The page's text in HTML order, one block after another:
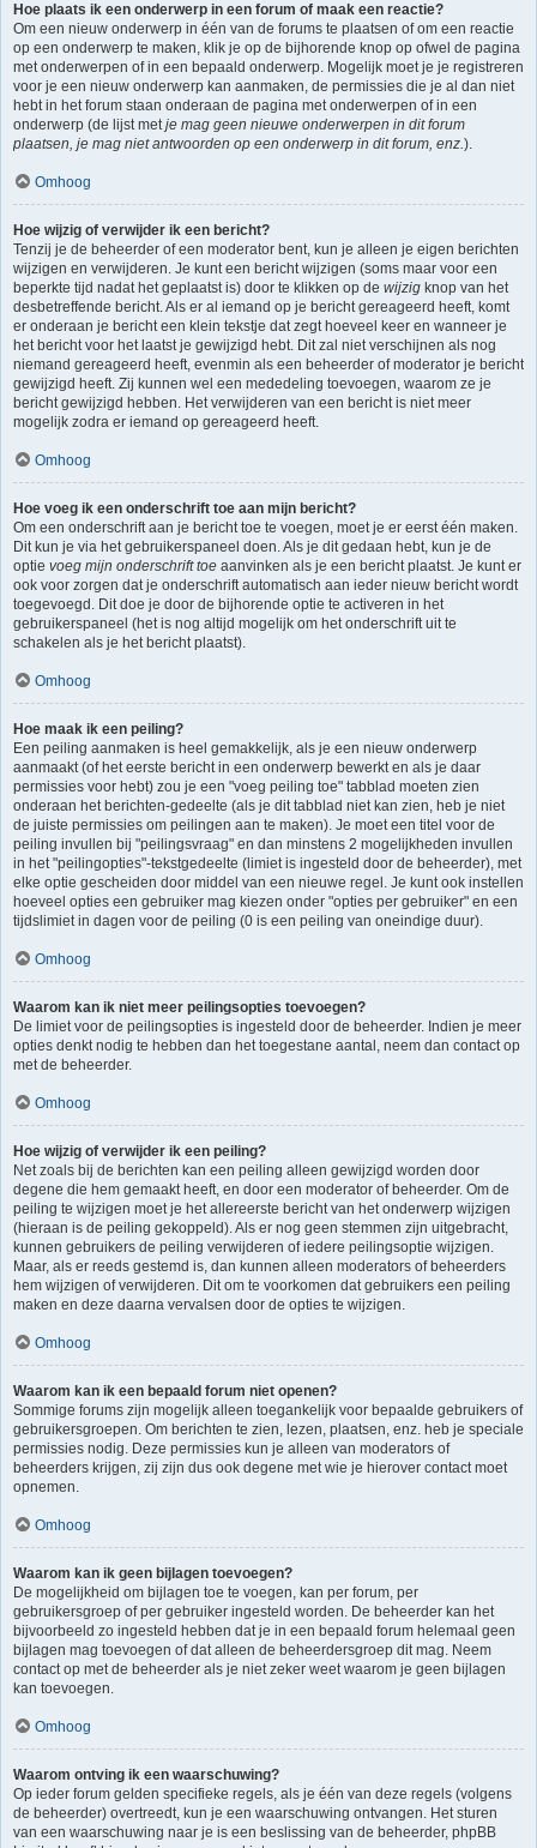
Hoe plaats ik een onderwerp in een forum of maak een reactie?
Om een nieuw onderwerp in één van de forums te plaatsen of om een reactie
op een onderwerp te maken, klik je op de bijhorende knop op ofwel de pagina
met onderwerpen of in een bepaald onderwerp. Mogelijk moet je je registreren
voor je een nieuw onderwerp kan aanmaken, de permissies die je al dan niet
hebt in het forum staan onderaan de pagina met onderwerpen of in een
onderwerp (de lijst metje mag geen nieuwe onderwerpen in dit forum
plaatsen, je mag niet antwoorden op een onderwerp in dit forum, enz.).
Omhoog
Hoe wijzig of verwijder ik een bericht?
Tenzij je de beheerder of een moderator bent, kun je alleen je eigen berichten
wijzigen en verwijderen. Je kunt een bericht wijzigen (soms maar voor een
beperkte tijd nadat het geplaatst is) door te klikken op de wijzig knop van het
desbetreffende bericht. Als er al iemand op je bericht gereageerd heeft, komt
er onderaan je bericht een klein tekstje dat zegt hoeveel keer en wanneer je
het bericht voor het laatst je gewijzigd hebt. Dit zal niet verschijnen als nog
niemand gereageerd heeft, evenmin als een beheerder of moderator je bericht
gewijzigd heeft. Zij kunnen wel een mededeling toevoegen, waarom ze je
bericht gewijzigd hebben. Het verwijderen van een bericht is niet meer
mogelijk zodra er iemand op gereageerd heeft.
Omhoog
Hoe voeg ik een onderschrift toe aan mijn bericht?
Om een onderschrift aan je bericht toe te voegen, moet je er eerst één maken.
Dit kun je via het gebruikerspaneel doen. Als je dit gedaan hebt, kun je de
optie voeg mijn onderschrift toe aanvinken als je een bericht plaatst. Je kunt er
ook voor zorgen dat je onderschrift automatisch aan ieder nieuw bericht wordt
toegevoegd. Dit doe je door de bijhorende optie te activeren in het
gebruikerspaneel (het is nog altijd mogelijk om het onderschrift uit te
schakelen als je het bericht plaatst).
Omhoog
Hoe maak ik een peiling?
Een peiling aanmaken is heel gemakkelijk, als je een nieuw onderwerp
aanmaakt (of het eerste bericht in een onderwerp bewerkt en als je daar
permissies voor hebt) zou je een "voeg peiling toe" tabblad moeten zien
onderaan het berichten-gedeelte (als je dit tabblad niet kan zien, heb je niet
de juiste permissies om peilingen aan te maken). Je moet een titel voor de
peiling invullen bij "peilingsvraag" en dan minstens 2 mogelijkheden invullen
in het "peilingopties"-tekstgedeelte (limiet is ingesteld door de beheerder), met
elke optie gescheiden door middel van een nieuwe regel. Je kunt ook instellen
hoeveel opties een gebruiker mag kiezen onder "opties per gebruiker" en een
tijdslimiet in dagen voor de peiling (0 is een peiling van oneindige duur).
Omhoog
Waarom kan ik niet meer peilingsopties toevoegen?
De limiet voor de peilingsopties is ingesteld door de beheerder. Indien je meer
opties denkt nodig te hebben dan het toegestane aantal, neem dan contact op
met de beheerder.
Omhoog
Hoe wijzig of verwijder ik een peiling?
Net zoals bij de berichten kan een peiling alleen gewijzigd worden door
degene die hem gemaakt heeft, en door een moderator of beheerder. Om de
peiling te wijzigen moet je het allereerste bericht van het onderwerp wijzigen
(hieraan is de peiling gekoppeld). Als er nog geen stemmen zijn uitgebracht,
kunnen gebruikers de peiling verwijderen of iedere peilingsoptie wijzigen.
Maar, als er reeds gestemd is, dan kunnen alleen moderators of beheerders
hem wijzigen of verwijderen. Dit om te voorkomen dat gebruikers een peiling
maken en deze daarna vervalsen door de opties te wijzigen.
Omhoog
Waarom kan ik een bepaald forum niet openen?
Sommige forums zijn mogelijk alleen toegankelijk voor bepaalde gebruikers of
gebruikersgroepen. Om berichten te zien, lezen, plaatsen, enz. heb je speciale
permissies nodig. Deze permissies kun je alleen van moderators of
beheerders krijgen, zij zijn dus ook degene met wie je hierover contact moet
opnemen.
Omhoog
Waarom kan ik geen bijlagen toevoegen?
De mogelijkheid om bijlagen toe te voegen, kan per forum, per
gebruikersgroep of per gebruiker ingesteld worden. De beheerder kan het
bijvoorbeeld zo ingesteld hebben dat je in een bepaald forum helemaal geen
bijlagen mag toevoegen of dat alleen de beheerdersgroep dit mag. Neem
contact op met de beheerder als je niet zeker weet waarom je geen bijlagen
kan toevoegen.
Omhoog
Waarom ontving ik een waarschuwing?
Op ieder forum gelden specifieke regels, als je één van deze regels (volgens
de beheerder) overtreedt, kun je een waarschuwing ontvangen. Het sturen
van een waarschuwing naar je is een beslissing van de beheerder, phpBB